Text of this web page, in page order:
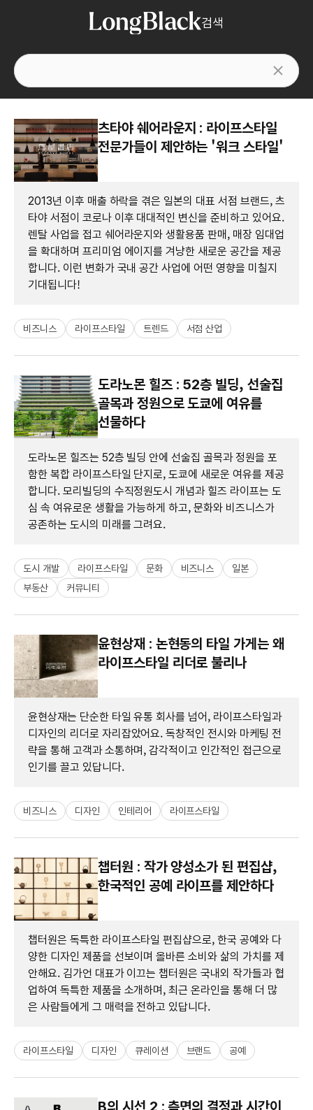
검색
츠타야 쉐어라운지 : 라이프스타일
전문가들이 제안하는 '워크 스타일'
2013년 이후 매출 하락을 겪은 일본의 대표 서점 브랜드, 츠
타야 서점이 코로나 이후 대대적인 변신을 준비하고 있어요.
렌탈 사업을 접고 쉐어라운지와 생활용품 판매, 매장 임대업
을 확대하며 프리미엄 에이지를 겨냥한 새로운 공간을 제공
합니다. 이런 변화가 국내 공간 사업에 어떤 영향을 미칠지
기대됩니다!
비즈니스 라이프스타일 트렌드 서점 산업
도라노몬 힐즈 : 52층 빌딩, 선술집
골목과 정원으로 도쿄에 여유를
선물하다
도라노몬 힐즈는 52층 빌딩 안에 선술집 골목과 정원을 포
함한 복합 라이프스타일 단지로, 도쿄에 새로운 여유를 제공
합니다. 모리빌딩의 수직정원도시 개념과 힐즈 라이프는 도
심 속 여유로운 생활을 가능하게 하고, 문화와 비즈니스가
공존하는 도시의 미래를 그려요.
도시 개발 라이프스타일 문화 비즈니스
일본
부동산
커뮤니티
윤현상재 : 논현동의 타일 가게는 왜
라이프스타일 리더로 불리나
윤현상재는 단순한 타일 유통 회사를 넘어, 라이프스타일과
디자인의 리더로 자리잡았어요. 독창적인 전시와 마케팅 전
략을 통해 고객과 소통하며, 감각적이고 인간적인 접근으로
인기를 끌고 있답니다.
비즈니스 디자인 인테리어 라이프스타일
챕터원 : 작가 양성소가 된 편집샵,
한국적인 공예 라이프를 제안하다
챕터원은 독특한 라이프스타일 편집샵으로, 한국 공예와 다
양한 디자인 제품을 선보이며 올바른 소비와 삶의 가치를 제
안해요. 김가언 대표가 이끄는 챕터원은 국내외 작가들과 협
업하여 독특한 제품을 소개하며, 최근 온라인을 통해 더 많
은 사람들에게 그 매력을 전하고 있답니다.
라이프스타일 디자인 큐레이션 브랜드 공예
B의 시선 2 : 측면의 결정과 시간이